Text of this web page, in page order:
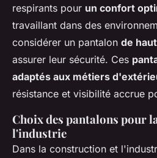
respirants pour un confort
travaillant dans des
considérer un pantalon de
assurer leur sécurité. Ces
adaptés aux métiers
résistance et visibilité accrue
Choix des pantalons pour
l'industrie
Dans la construction et